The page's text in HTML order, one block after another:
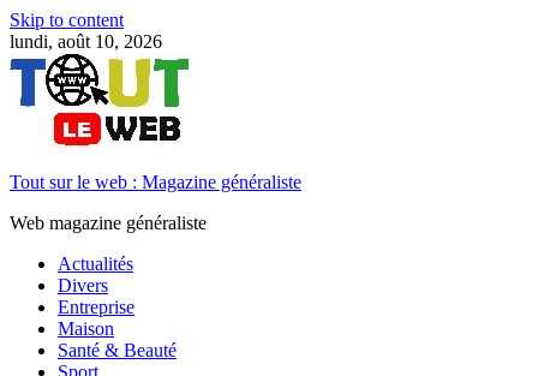
Skip to content
lundi, août 10, 2026
Tout sur le web : Magazine généraliste
Web magazine généraliste
Actualités
Divers
Entreprise
Maison
Santé & Beauté
Sport